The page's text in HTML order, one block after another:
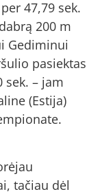
47,79 sek.
200 m
Gediminui
pasiektas
sek. – jam
(Estija)
tačiau dėl